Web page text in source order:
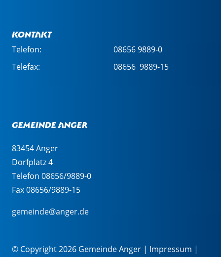
Kontakt
Telefon:
08656 9889-0
Telefax:
08656 9889-15
Gemeinde Anger
83454 Anger
Dorfplatz 4
Telefon 08656/9889-0
Fax 08656/9889-15
gemeinde@anger.de
© Copyright 2026 Gemeinde Anger | Impressum |